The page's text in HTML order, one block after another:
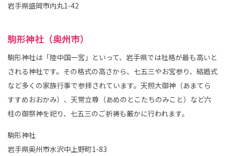
岩手県盛岡市内丸1-42
駒形神社（奥州市）
駒形神社は「陸中国一宮」といって、岩手県では社格が最も高いと
される神社です。その格式の高さから、七五三やお宮参り、結婚式
など多くの家族行事で参拝されています。天照大御神（あまてら
すすめおおかみ）、天常立尊（あめのとこたちのみこと）など六
柱の御祭神を祀り、七五三のご祈祷も厳かに行われます。
駒形神社
岩手県奥州市水沢中上野町1-83